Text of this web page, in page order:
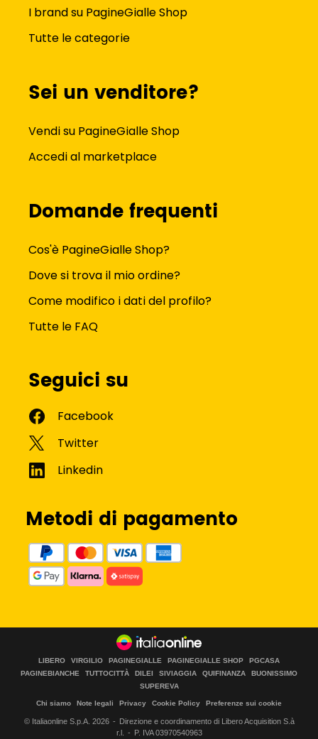
I brand su PagineGialle Shop
Tutte le categorie
Sei un venditore?
Vendi su PagineGialle Shop
Accedi al marketplace
Domande frequenti
Cos'è PagineGialle Shop?
Dove si trova il mio ordine?
Come modifico i dati del profilo?
Tutte le FAQ
Seguici su
Metodi di pagamento
LIBERO VIRGILIO PAGINEGIALLE PAGINEGIALLE SHOP
PGCASA
PAGINEBIANCHE
TUTTOCITTÀ DILEI SIVIAGGIA QUIFINANZA
BUONISSIMO
SUPEREVA
Chi siamo Note legali Privacy Cookie Policy Preferenze sui cookie
© Italiaonline S.p.A. 2026
Direzione e coordinamento di Libero Acquisition S.à
r.l.
P. IVA 03970540963